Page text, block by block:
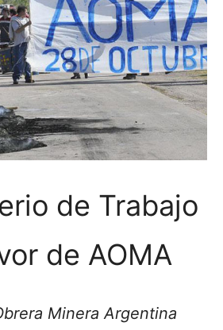
de Trabajo
de AOMA
Minera Argentina